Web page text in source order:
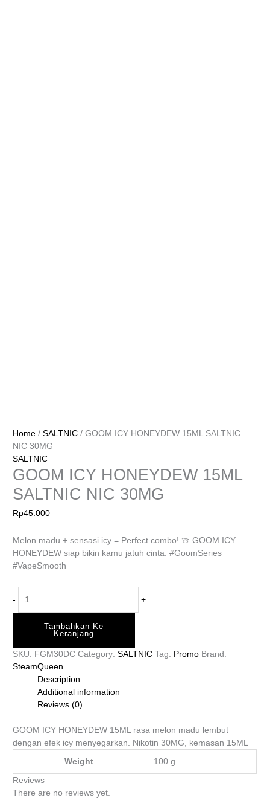
Home /SALTNIC / GOOM ICY HONEYDEW 15ML SALTNIC
NIC 30MG
SALTNIC
GOOM ICY HONEYDEW 15ML
SALTNIC NIC 30MG
Rp45.000
Melon madu + sensasi icy = Perfect combo! 🍈 GOOM ICY
HONEYDEW siap bikin kamu jatuh cinta. #GoomSeries
#VapeSmooth
- +
Tambahkan Ke
Keranjang
SKU: FGM30DC Category:SALTNIC Tag: Promo Brand:
SteamQueen
Description
Additional information
Reviews (0)
GOOM ICY HONEYDEW 15ML rasa melon madu lembut
dengan efek icy menyegarkan. Nikotin 30MG, kemasan 15ML
Weight 100 g
Reviews
There are no reviews yet.